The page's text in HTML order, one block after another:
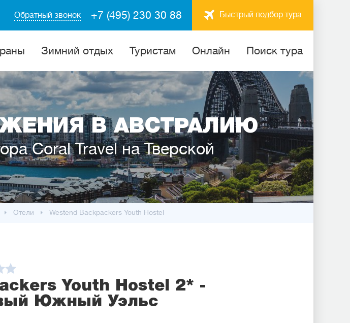
Быстрый подбор тура
+7 (495) 230 30 88
Обратный звонок
Зимний отдых Туристам Онлайн Поиск тура
В АВСТРАЛИЮ
Coral Travel на Тверской
Отели Westend Backpackers Youth Hostel
Youth Hostel 2* -
Южный Уэльс